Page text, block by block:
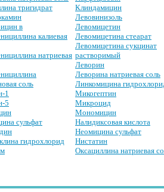
тригидрат
в
калиевая
натриевая
соль
1
5
сульфат
гидрохлорид
Клиндамицин
Левовинизоль
Левомицетин
Левомицетина стеарат
Левомицетина сукцинат
растворимый
Леворин
Леворина натриевая соль
Линкомицина
Микогептин
Микроцид
Мономицин
Налидиксовая кислота
Неомицина сульфат
Нистатин
Оксациллина натриевая